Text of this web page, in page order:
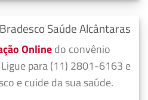
Saúde Alcântaras
Onlinedo convênio
para (11) 2801-6163 e
e cuide da sua saúde.